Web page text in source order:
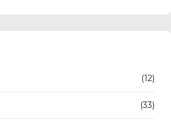
(12)
(33)